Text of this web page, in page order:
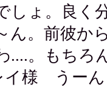
しょ。良く
ん。前彼か
....。もちろ
イ様 うーん